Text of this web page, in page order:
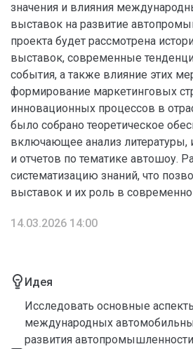
значения и влияния
выставок на развитие
проекта будет рассмотрена
выставок, современные
события, а также влияние этих
формирование маркетинговых
инновационных процессов в
было собрано теоретическое
включающее анализ литературы,
и отчетов по тематике автошоу.
систематизацию знаний, что
выставок и их роль в
14.03.2026 14:00
Идея
Исследовать основные
международных
развития